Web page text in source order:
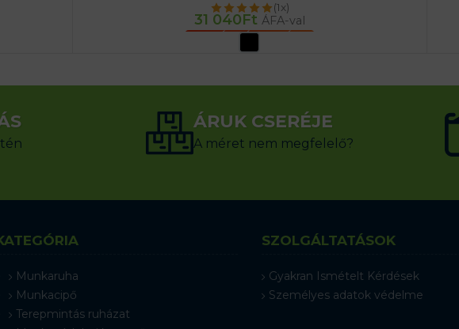
(1x)
31 040Ft ÁFA-val
OPCIÓK VÁLASZTÁSA
ÁRUK CSERÉJE
A méret nem megfelelő?
Munkaruha
Munkacipő
Terepmintás ruházat
SZOLGÁLTATÁSOK
Gyakran Ismételt Kérdések
Személyes adatok védelme